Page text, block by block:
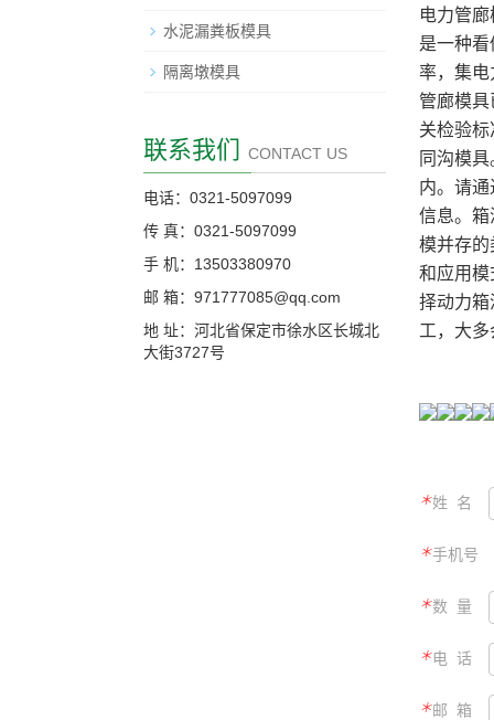
电力管
是一种
率，集电
管廊模
关检验
同沟模
内。请
信息。箱
模并存的
和应用模
择动力箱
工，大
＊姓 名
＊手机号
＊数 量
＊电 话
＊邮 箱
水泥漏粪板模具
隔离墩模具
联系我们 CONTACT US
电话：0321-5097099
传 真：0321-5097099
手 机：13503380970
邮 箱：971777085@qq.com
地 址：河北省保定市徐水区长城北
大街3727号